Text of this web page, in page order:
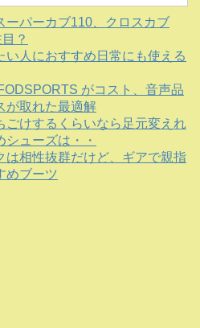
ーパーカブ110、クロスカブ
？
い人におすすめ日常にも使える
がコスト、音声品
が取れた最適解
ごけするくらいなら足元変えれ
ューズは・・
は相性抜群だけど、ギアで親指
めブーツ